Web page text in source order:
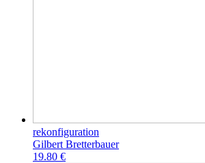
rekonfiguration
Gilbert Bretterbauer
19.80 €